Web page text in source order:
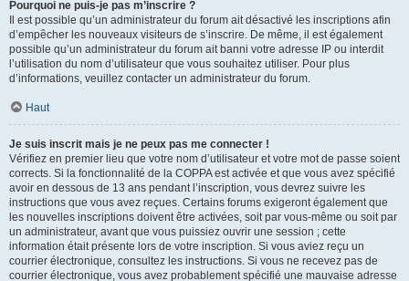
Pourquoi ne puis-je pas m’inscrire ?
Il est possible qu’un administrateur du forum ait désactivé les inscriptions afin
d’empêcher les nouveaux visiteurs de s’inscrire. De même, il est également
possible qu’un administrateur du forum ait banni votre adresse IP ou interdit
l’utilisation du nom d’utilisateur que vous souhaitez utiliser. Pour plus
d’informations, veuillez contacter un administrateur du forum.
Haut
Je suis inscrit mais je ne peux pas me connecter !
Vérifiez en premier lieu que votre nom d’utilisateur et votre mot de passe soient
corrects. Si la fonctionnalité de la COPPA est activée et que vous avez spécifié
avoir en dessous de 13 ans pendant l’inscription, vous devrez suivre les
instructions que vous avez reçues. Certains forums exigeront également que
les nouvelles inscriptions doivent être activées, soit par vous-même ou soit par
un administrateur, avant que vous puissiez ouvrir une session ; cette
information était présente lors de votre inscription. Si vous aviez reçu un
courrier électronique, consultez les instructions. Si vous ne recevez pas de
courrier électronique, vous avez probablement spécifié une mauvaise adresse